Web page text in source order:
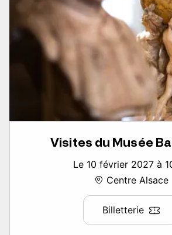
Visites du Musée
Le 10 février 2027 à
Centre Alsace
Billetterie